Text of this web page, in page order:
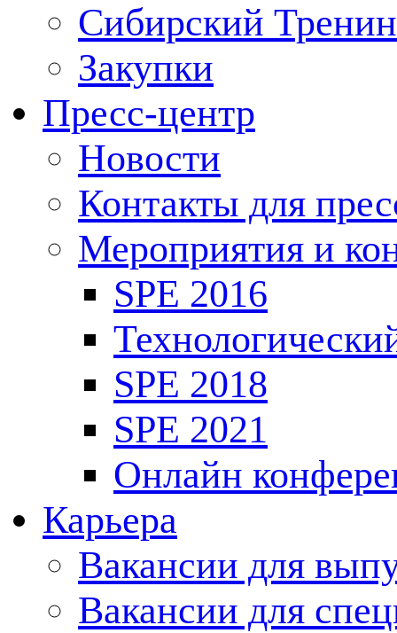
Сибирский
Закупки
Пресс-центр
Новости
Контакты для
Мероприятия и
SPE 2016
SPE 2018
SPE 2021
Онлайн
Карьера
Вакансии для
Вакансии для